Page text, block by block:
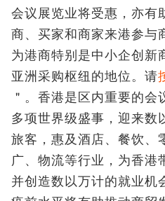
会议展览业将受惠，亦有
商、买家和商家来港参与
为港商特别是中小企创新
亚洲采购枢纽的地位。请
＂。香港是区内重要的会
多项世界级盛事，迎来数
旅客，惠及酒店、餐饮、
广、物流等行业，为香港
并创造数以万计的就业机